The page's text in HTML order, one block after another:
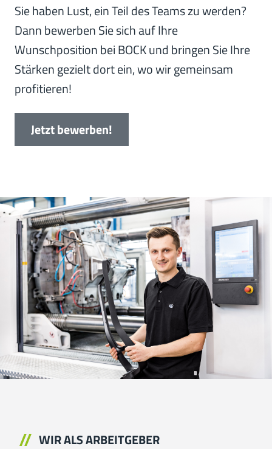
Sie haben Lust, ein Teil des Teams zu werden?
Dann bewerben Sie sich auf Ihre
Wunschposition bei BOCK und bringen Sie Ihre
Stärken gezielt dort ein, wo wir gemeinsam
profitieren!
Jetzt bewerben!
WIR ALS ARBEITGEBER